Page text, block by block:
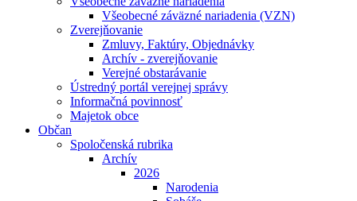
Všeobecné záväzné nariadenia (VZN)
Zverejňovanie
Zmluvy, Faktúry, Objednávky
Archív - zverejňovanie
Verejné obstarávanie
Ústredný portál verejnej správy
Informačná povinnosť
Majetok obce
Občan
Spoločenská rubrika
Archív
2026
Narodenia